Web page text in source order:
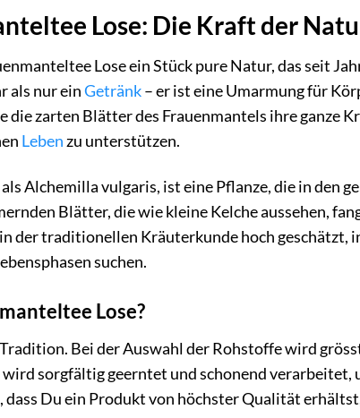
Lose: Die Kraft der
Lose ein Stück pure Natur, das seit
als nur einGetränk– er ist eine Umarmung für
die zarten Blätter des Frauenmantels ihre ganze
Lebenzu unterstützen.
Alchemilla vulgaris, ist eine Pflanze, die in den
Blätter, die wie kleine Kelche aussehen,
der traditionellen Kräuterkunde hoch geschätzt,
suchen.
Lose?
Bei der Auswahl der Rohstoffe wird
wird sorgfältig geerntet und schonend
dass Du ein Produkt von höchster Qualität